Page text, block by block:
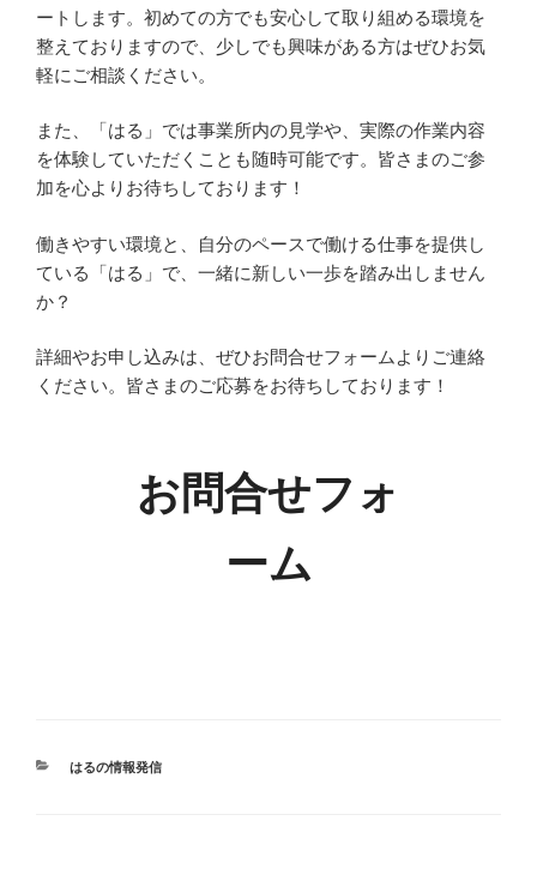
ートします。初めての方でも安心して取り組める環境を
整えておりますので、少しでも興味がある方はぜひお気
軽にご相談ください。
また、「はる」では事業所内の見学や、実際の作業内容
を体験していただくことも随時可能です。皆さまのご参
加を心よりお待ちしております！
働きやすい環境と、自分のペースで働ける仕事を提供し
ている「はる」で、一緒に新しい一歩を踏み出しません
か？
詳細やお申し込みは、ぜひお問合せフォームよりご連絡
ください。皆さまのご応募をお待ちしております！
お問合せフォ
ーム
カ
はるの情報発信